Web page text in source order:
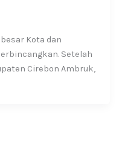
besar Kota dan
Setelah
Cirebon Ambruk,